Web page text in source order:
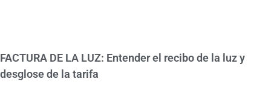
FACTURA DE LA LUZ: Entender el recibo de la luz y
desglose de la tarifa